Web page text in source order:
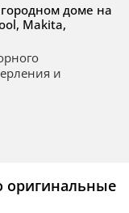
доме на
Makita,
и
оригинальные